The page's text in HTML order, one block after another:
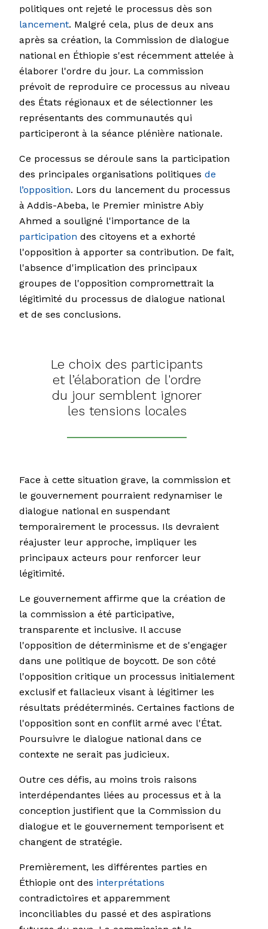
politiques ont rejeté le processus dès son
lancement. Malgré cela, plus de deux ans
après sa création, la Commission de dialogue
national en Éthiopie s'est récemment attelée à
élaborer l'ordre du jour. La commission
prévoit de reproduire ce processus au niveau
des États régionaux et de sélectionner les
représentants des communautés qui
participeront à la séance plénière nationale.
Ce processus se déroule sans la participation
des principales organisations politiques de
l’opposition. Lors du lancement du processus
à Addis-Abeba, le Premier ministre Abiy
Ahmed a souligné l'importance de la
participation des citoyens et a exhorté
l'opposition à apporter sa contribution. De fait,
l'absence d'implication des principaux
groupes de l'opposition compromettrait la
légitimité du processus de dialogue national
et de ses conclusions.
Le choix des participants
et l’élaboration de l'ordre
du jour semblent ignorer
les tensions locales
Face à cette situation grave, la commission et
le gouvernement pourraient redynamiser le
dialogue national en suspendant
temporairement le processus. Ils devraient
réajuster leur approche, impliquer les
principaux acteurs pour renforcer leur
légitimité.
Le gouvernement affirme que la création de
la commission a été participative,
transparente et inclusive. Il accuse
l'opposition de déterminisme et de s'engager
dans une politique de boycott. De son côté
l'opposition critique un processus initialement
exclusif et fallacieux visant à légitimer les
résultats prédéterminés. Certaines factions de
l'opposition sont en conflit armé avec l'État.
Poursuivre le dialogue national dans ce
contexte ne serait pas judicieux.
Outre ces défis, au moins trois raisons
interdépendantes liées au processus et à la
conception justifient que la Commission du
dialogue et le gouvernement temporisent et
changent de stratégie.
Premièrement, les différentes parties en
Éthiopie ont des interprétations
contradictoires et apparemment
inconciliables du passé et des aspirations